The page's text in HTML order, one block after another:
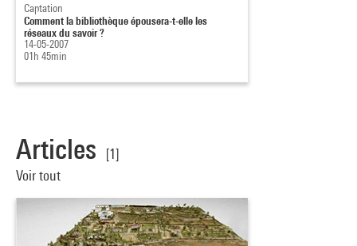
Captation
Comment la bibliothèque épousera-t-elle les
réseaux du savoir ?
14-05-2007
01h 45min
Articles
[1]
Voir tout